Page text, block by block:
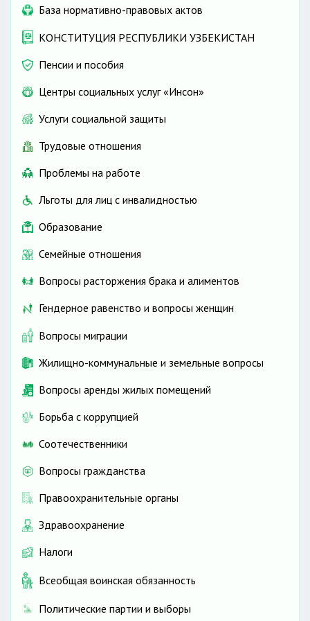
База нормативно-правовых актов
КОНСТИТУЦИЯ РЕСПУБЛИКИ УЗБЕКИСТАН
Пенсии и пособия
Центры социальных услуг «Инсон»
Услуги социальной защиты
Трудовые отношения
Проблемы на работе
Льготы для лиц с инвалидностью
Образование
Семейные отношения
Вопросы расторжения брака и алиментов
Гендерное равенство и вопросы женщин
Вопросы миграции
Жилищно-коммунальные и земельные вопросы
Вопросы аренды жилых помещений
Борьба с коррупцией
Соотечественники
Вопросы гражданства
Правоохранительные органы
Здравоохранение
Налоги
Всеобщая воинская обязанность
Политические партии и выборы